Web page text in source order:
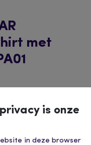
met
is onze
in deze browser